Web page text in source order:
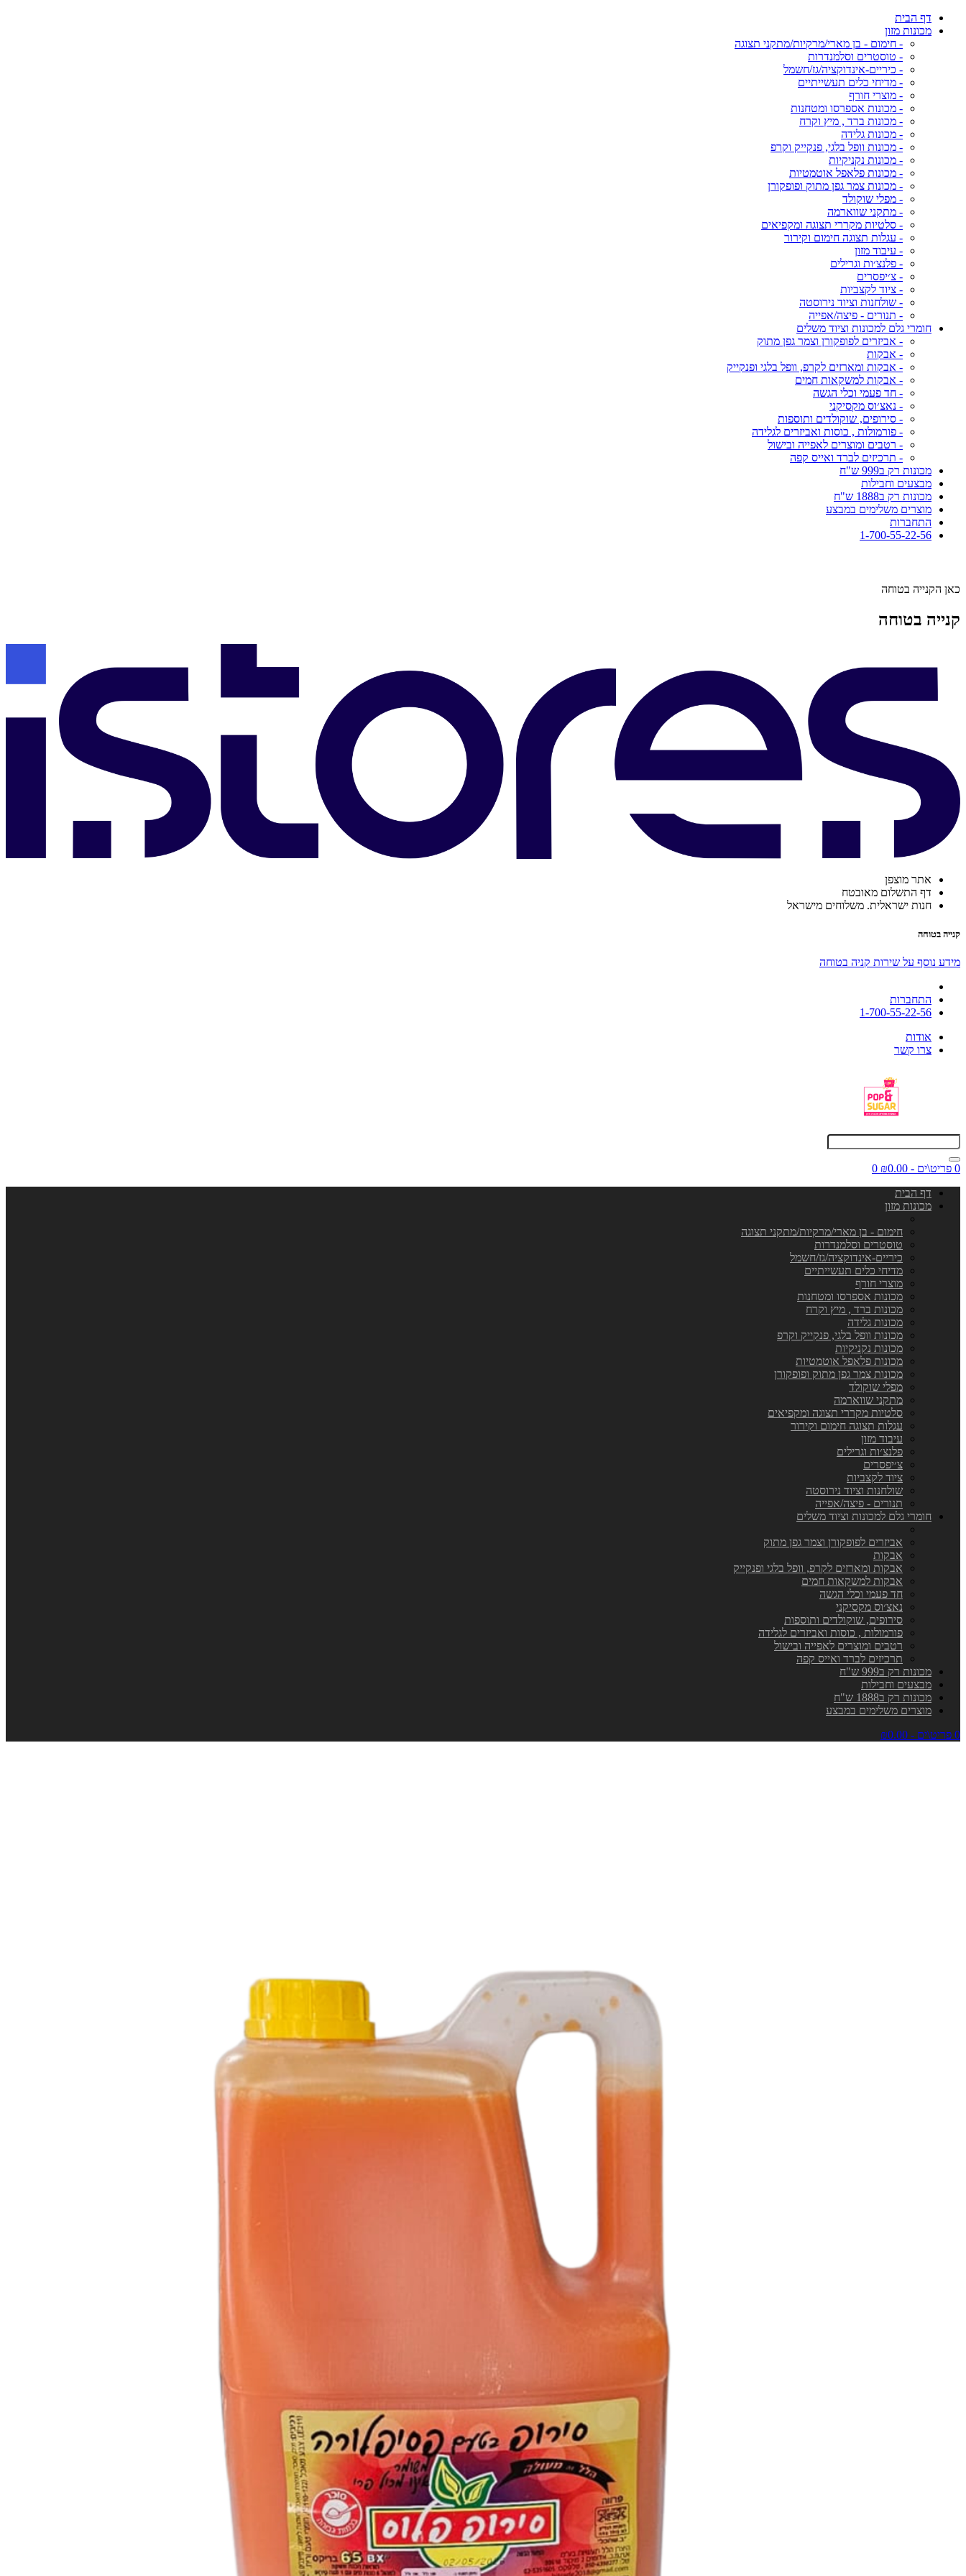
דף הבית
מכונות מזון
- חימום - בן מארי/מרקיות/מתקני תצוגה
- טוסטרים וסלמנדרות
- כיריים-אינדוקציה/גז/חשמל
- מדיחי כלים תעשייתיים
- מוצרי חורף
- מכונות אספרסו ומטחנות
- מכונות ברד , מיץ וקרח
- מכונות גלידה
- מכונות וופל בלגי, פנקייק וקרפ
- מכונות נקניקיות
- מכונות פלאפל אוטמטיות
- מכונות צמר גפן מתוק ופופקורן
- מפלי שוקולד
- מתקני שווארמה
- סלטיות מקררי תצוגה ומקפיאים
- עגלות תצוגה חימום וקירור
- עיבוד מזון
- פלנצ׳ות וגרילים
- צ׳יפסרים
- ציוד לקצביות
- שולחנות וציוד נירוסטה
- תנורים - פיצה/אפייה
חומרי גלם למכונות וציוד משלים
- אביזרים לפופקורן וצמר גפן מתוק
- אבקות
- אבקות ומארזים לקרפ, וופל בלגי ופנקייק
- אבקות למשקאות חמים
- חד פעמי וכלי הגשה
- נאצ׳וס מקסיקני
- סירופים, שוקולדים ותוספות
- פורמולות , כוסות ואביזרים לגלידה
- רטבים ומוצרים לאפייה ובישול
- תרכיזים לברד ואייס קפה
מכונות רק ב999 ש"ח
מבצעים וחבילות
מכונות רק ב1888 ש"ח
מוצרים משלימים במבצע
התחברות
1-700-55-22-56
כאן הקנייה בטוחה
קנייה בטוחה
אתר מוצפן
דף התשלום מאובטח
חנות ישראלית. משלוחים מישראל
קנייה בטוחה
מידע נוסף על שירות קניה בטוחה
התחברות
1-700-55-22-56
אודות
צרו קשר
0 פריט\ים - ₪0.00
0
דף הבית
מכונות מזון
חימום - בן מארי/מרקיות/מתקני תצוגה
טוסטרים וסלמנדרות
כיריים-אינדוקציה/גז/חשמל
מדיחי כלים תעשייתיים
מוצרי חורף
מכונות אספרסו ומטחנות
מכונות ברד , מיץ וקרח
מכונות גלידה
מכונות וופל בלגי, פנקייק וקרפ
מכונות נקניקיות
מכונות פלאפל אוטמטיות
מכונות צמר גפן מתוק ופופקורן
מפלי שוקולד
מתקני שווארמה
סלטיות מקררי תצוגה ומקפיאים
עגלות תצוגה חימום וקירור
עיבוד מזון
פלנצ׳ות וגרילים
צ׳יפסרים
ציוד לקצביות
שולחנות וציוד נירוסטה
תנורים - פיצה/אפייה
חומרי גלם למכונות וציוד משלים
אביזרים לפופקורן וצמר גפן מתוק
אבקות
אבקות ומארזים לקרפ, וופל בלגי ופנקייק
אבקות למשקאות חמים
חד פעמי וכלי הגשה
נאצ׳וס מקסיקני
סירופים, שוקולדים ותוספות
פורמולות , כוסות ואביזרים לגלידה
רטבים ומוצרים לאפייה ובישול
תרכיזים לברד ואייס קפה
מכונות רק ב999 ש"ח
מבצעים וחבילות
מכונות רק ב1888 ש"ח
מוצרים משלימים במבצע
0 פריט\ים - ₪0.00